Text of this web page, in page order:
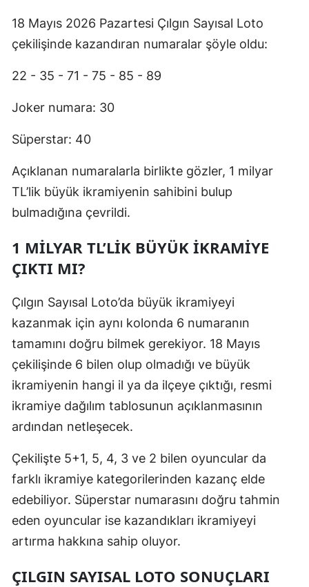
18 Mayıs 2026 Pazartesi Çılgın Sayısal Loto
çekilişinde kazandıran numaralar şöyle oldu:
22 - 35 - 71 - 75 - 85 - 89
Joker numara: 30
Süperstar: 40
Açıklanan numaralarla birlikte gözler, 1 milyar
TL’lik büyük ikramiyenin sahibini bulup
bulmadığına çevrildi.
1 MİLYAR TL’LİK BÜYÜK İKRAMİYE
ÇIKTI MI?
Çılgın Sayısal Loto’da büyük ikramiyeyi
kazanmak için aynı kolonda 6 numaranın
tamamını doğru bilmek gerekiyor. 18 Mayıs
çekilişinde 6 bilen olup olmadığı ve büyük
ikramiyenin hangi il ya da ilçeye çıktığı, resmi
ikramiye dağılım tablosunun açıklanmasının
ardından netleşecek.
Çekilişte 5+1, 5, 4, 3 ve 2 bilen oyuncular da
farklı ikramiye kategorilerinden kazanç elde
edebiliyor. Süperstar numarasını doğru tahmin
eden oyuncular ise kazandıkları ikramiyeyi
artırma hakkına sahip oluyor.
ÇILGIN SAYISAL LOTO SONUÇLARI